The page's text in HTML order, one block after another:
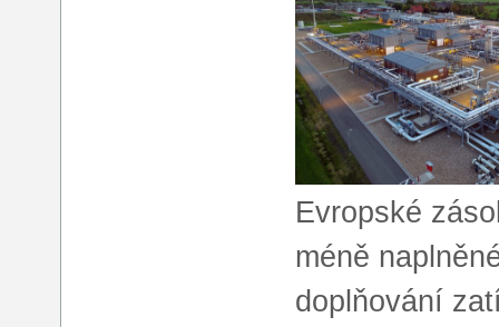
Evropské
méně
doplňování